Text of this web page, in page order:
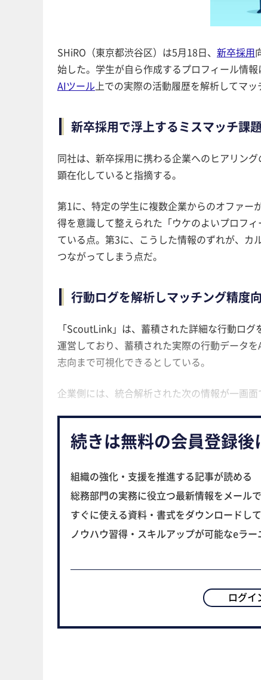
SHiRO（東京都渋谷区）は5月18日、 新卒採用
始した。学生が自ら作成するプロフィール情
AIツール上での実際の活動履歴を解析してマ
新卒採用で浮上するミスマッチ課
同社は、新卒採用に携わる企業へのヒアリン
顕在化していると指摘する。
第1に、特定の学生に複数企業からのオファ
得を意識して整えられた「ウケのよいプロフ
ている点。第3に、こうした情報のずれが、
つながってしまう点だ。
行動ログを解析しマッチング精度
「ScoutLink」は、蓄積された詳細な行動ロ
運営しており、蓄積された実際の行動データ
志向まで可視化できるとしている。
企業側には、統合解析された次の情報が一画面
続きは無料の会員登録後
組織の強化・支援を推進する記事が読める
総務部門の実務に役立つ最新情報をメール
すぐに使える資料・書式をダウンロードし
ノウハウ習得・スキルアップが可能なeラ
ログイ